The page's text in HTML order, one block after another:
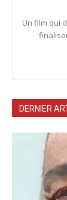
Un film qui
DERNIER